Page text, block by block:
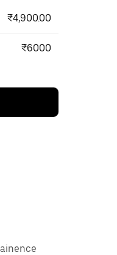
₹4,900.00
₹6000